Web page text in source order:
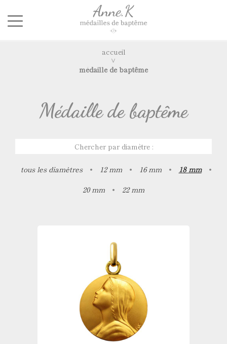
accueil
médaille de baptême
Médaille de baptême
Chercher par diamètre :
tous les diamètres • 12 mm • 16 mm • 18 mm
•
20 mm
• 22 mm